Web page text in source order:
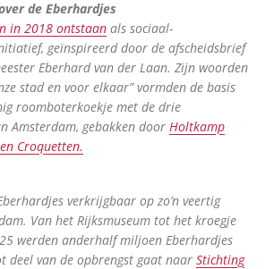
de Eberhardjes
in 2018 ontstaan als sociaal-
geïnspireerd door de afscheidsbrief
Eberhard van der Laan. Zijn woorden
stad en voor elkaar” vormden de basis
roomboterkoekje met de drie
Amsterdam, gebakken door Holtkamp
Croquetten.
verkrijgbaar op zo’n veertig
Van het Rijksmuseum tot het kroegje
werden anderhalf miljoen Eberhardjes
deel van de opbrengst gaat naar Stichting